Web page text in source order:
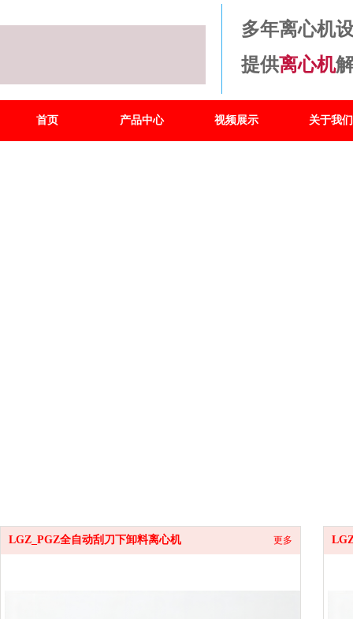
多年离心机
提供离心机
首页 产品中心 视频展示 关于我们
LGZ_PGZ全自动刮刀下卸料离心机 更多